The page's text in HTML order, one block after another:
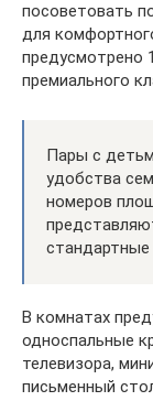
посоветовать
для
предусмотрено
премиального
Пары с
удобства
номеров
В комнатах
односпальные
телевизора,
письменный